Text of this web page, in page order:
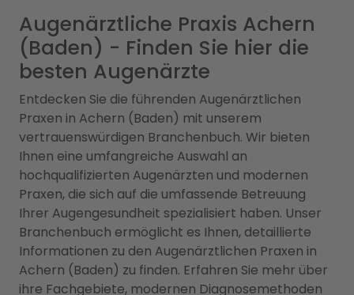
Augenärztliche Praxis Achern
(Baden) - Finden Sie hier die
besten Augenärzte
Entdecken Sie die führenden Augenärztlichen
Praxen in Achern (Baden) mit unserem
vertrauenswürdigen Branchenbuch. Wir bieten
Ihnen eine umfangreiche Auswahl an
hochqualifizierten Augenärzten und modernen
Praxen, die sich auf die umfassende Betreuung
Ihrer Augengesundheit spezialisiert haben. Unser
Branchenbuch ermöglicht es Ihnen, detaillierte
Informationen zu den Augenärztlichen Praxen in
Achern (Baden) zu finden. Erfahren Sie mehr über
ihre Fachgebiete, modernen Diagnosemethoden